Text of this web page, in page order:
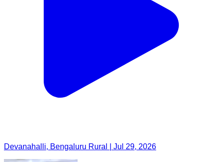
Devanahalli, Bengaluru Rural | Jul 29, 2026